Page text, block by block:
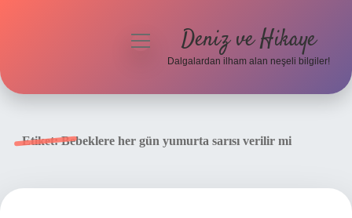
menüyü
Deniz ve Hikaye
Dalgalardan ilham alan neşeli bilgiler!
Etiket:Bebeklere her gün yumurta sarısı verilir mi